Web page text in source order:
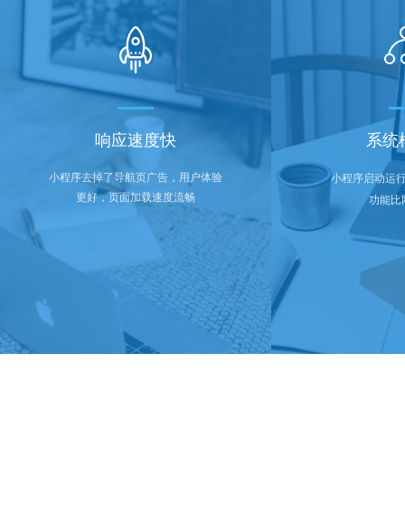
小程序去掉了导航页广告，用户体验
更好，页面加载速度流畅
系统
响应速度快
小程序启动运
功能比